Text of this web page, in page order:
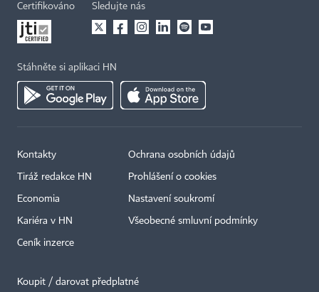
Certifikováno Sledujte nás
Stáhněte si aplikaci HN
Kontakty
Tiráž redakce HN
Economia
Kariéra v HN
Ceník inzerce
Ochrana osobních údajů
Prohlášení o cookies
Nastavení soukromí
Všeobecné smluvní podmínky
Koupit / darovat předplatné